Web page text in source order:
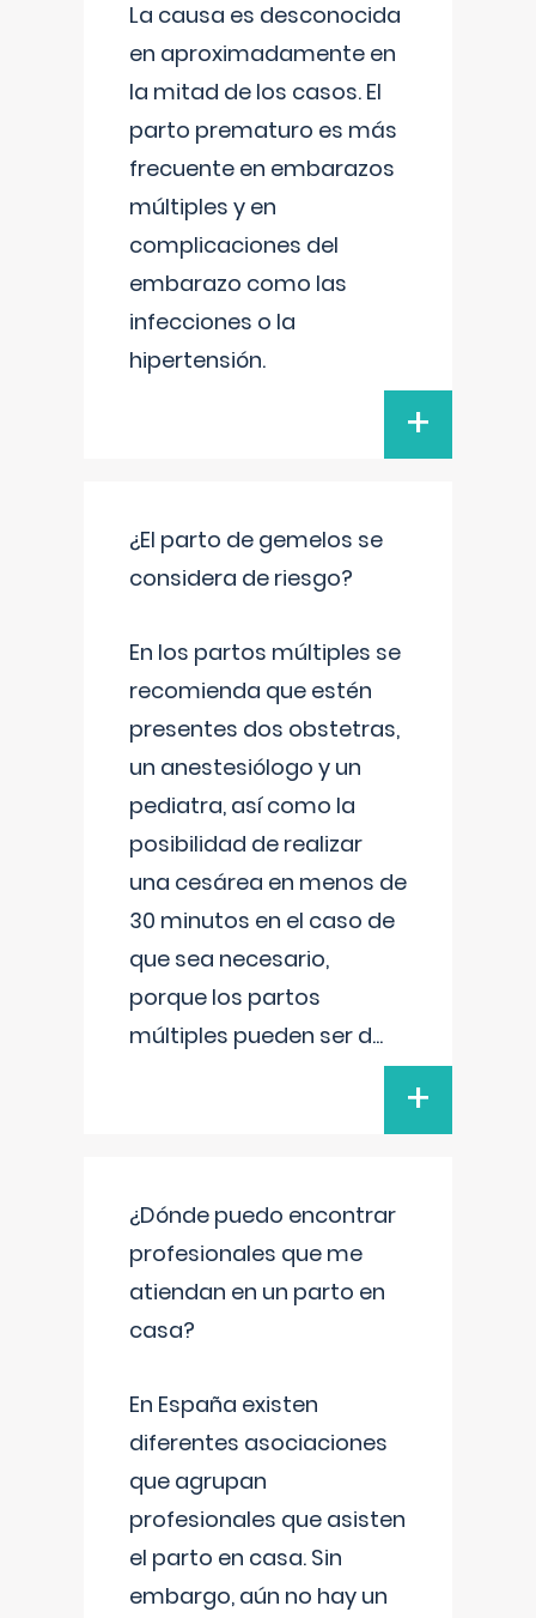
La causa es desconocida
en aproximadamente en
la mitad de los casos. El
parto prematuro es más
frecuente en embarazos
múltiples y en
complicaciones del
embarazo como las
infecciones o la
hipertensión.
+
¿El parto de gemelos se
considera de riesgo?
En los partos múltiples se
recomienda que estén
presentes dos obstetras,
un anestesiólogo y un
pediatra, así como la
posibilidad de realizar
una cesárea en menos de
30 minutos en el caso de
que sea necesario,
porque los partos
múltiples pueden ser d...
+
¿Dónde puedo encontrar
profesionales que me
atiendan en un parto en
casa?
En España existen
diferentes asociaciones
que agrupan
profesionales que asisten
el parto en casa. Sin
embargo, aún no hay un